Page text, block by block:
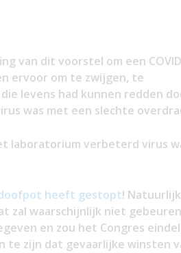
van dit voorstel om een
ervoor om te zwijgen, te
levens had kunnen redden
was met een slechte
laboratorium verbeterd virus
doofpot heeft gestopt! Natuurlijk
zal waarschijnlijk niet
en zou het Congres
te zijn dat gevaarlijke winsten